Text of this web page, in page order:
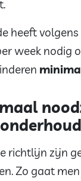
heeft
week nodig
richtlijn zijn
Zo gaat